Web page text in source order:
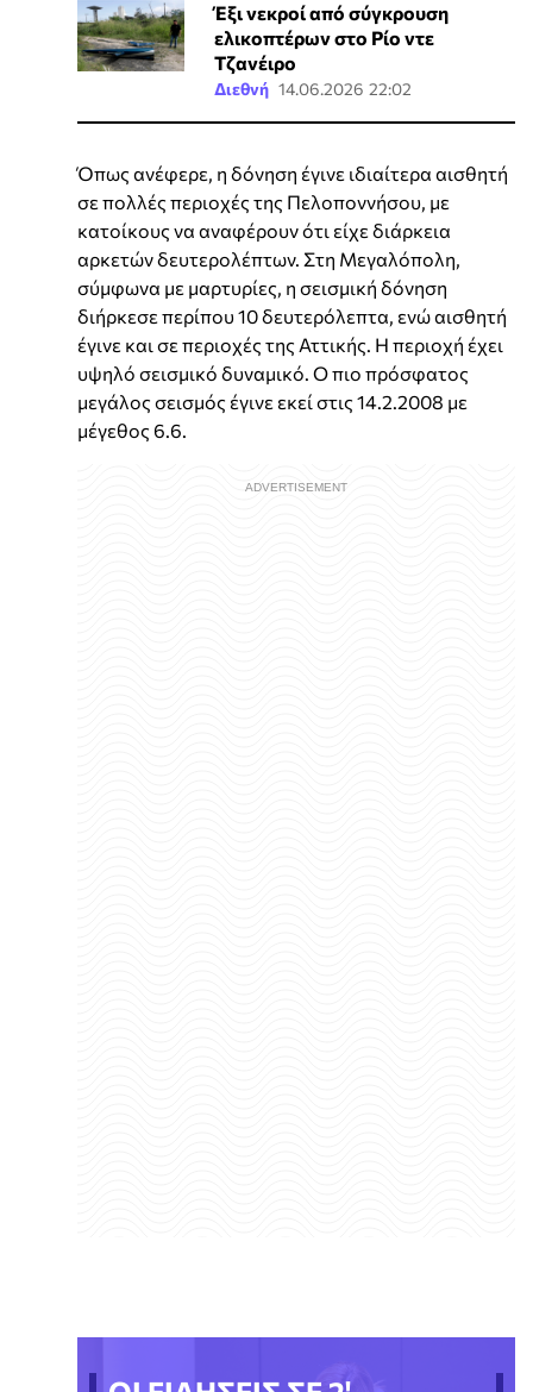
Έξι νεκροί από σύγκρουση
ελικοπτέρων στο Ρίο ντε
Τζανέιρο
Διεθνή 14.06.2026 22:02
Όπως ανέφερε, η δόνηση έγινε ιδιαίτερα αισθητή
σε πολλές περιοχές της Πελοποννήσου, με
κατοίκους να αναφέρουν ότι είχε διάρκεια
αρκετών δευτερολέπτων. Στη Μεγαλόπολη,
σύμφωνα με μαρτυρίες, η σεισμική δόνηση
διήρκεσε περίπου 10 δευτερόλεπτα, ενώ αισθητή
έγινε και σε περιοχές της Αττικής. Η περιοχή έχει
υψηλό σεισμικό δυναμικό. Ο πιο πρόσφατος
μεγάλος σεισμός έγινε εκεί στις 14.2.2008 με
μέγεθος 6.6.